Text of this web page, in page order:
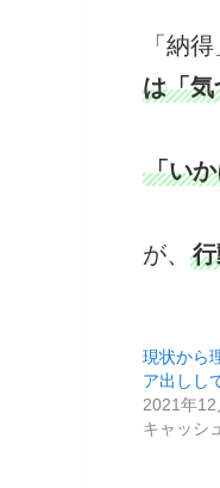
「納
は「気
「い
が、
現状から
ア出しし
2021年12
キャッシ